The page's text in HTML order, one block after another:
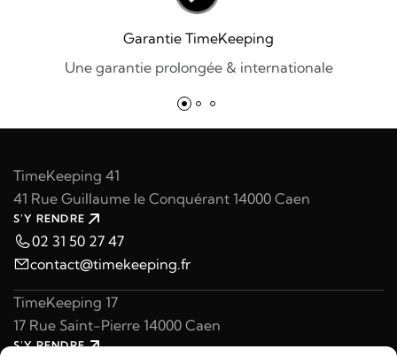
Garantie TimeKeeping
Une garantie prolongée & internationale
TimeKeeping 41
41 Rue Guillaume le Conquérant 14000 Caen
S'Y RENDRE
02 31 50 27 47
contact@timekeeping.fr
TimeKeeping 17
17 Rue Saint-Pierre 14000 Caen
S'Y RENDRE